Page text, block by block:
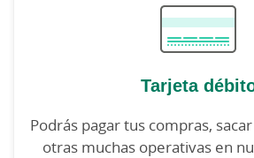
Tarjeta
Podrás pagar tus compras,
otras muchas operativas en